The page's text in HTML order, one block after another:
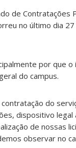
de Contratações
no último dia
por que o
do campus.
do
dispositivo
de nossas
observar no